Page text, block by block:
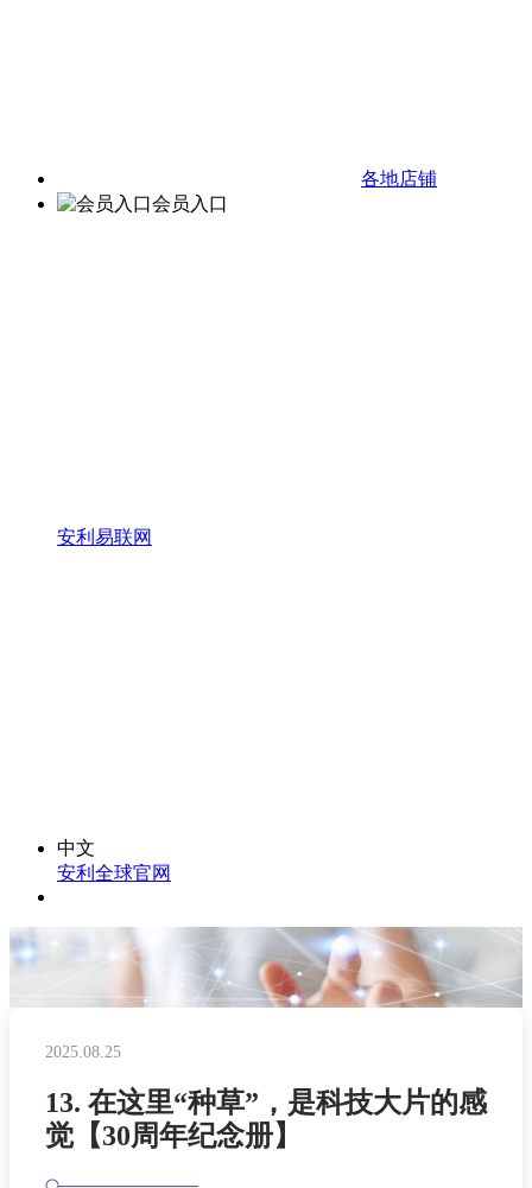
各地店铺
会员入口
安利易联网
中文
安利全球官网
2025.08.25
13. 在这里“种草”，是科技大片的感
觉【30周年纪念册】